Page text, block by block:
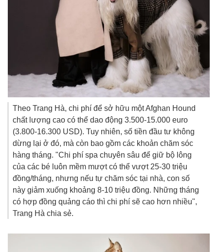
Theo Trang Hà, chi phí để sở hữu một Afghan Hound
chất lượng cao có thể dao động 3.500-15.000 euro
(3.800-16.300 USD). Tuy nhiên, số tiền đầu tư không
dừng lại ở đó, mà còn bao gồm các khoản chăm sóc
hàng tháng. "Chi phí spa chuyên sâu để giữ bộ lông
của các bé luôn mềm mượt có thể vượt 25-30 triệu
đồng/tháng, nhưng nếu tự chăm sóc tại nhà, con số
này giảm xuống khoảng 8-10 triệu đồng. Những tháng
có hợp đồng quảng cáo thì chi phí sẽ cao hơn nhiều",
Trang Hà chia sẻ.